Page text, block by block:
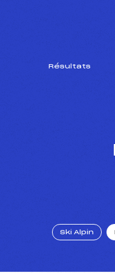
Résultats
Ski Alpin